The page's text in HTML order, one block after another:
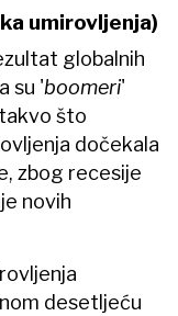
umirovljenja)
globalnih
su 'boomeri'
što
dočekala
zbog recesije
novih
desetljeću